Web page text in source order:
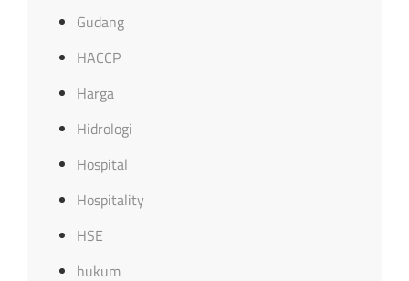
Gudang
HACCP
Harga
Hidrologi
Hospital
Hospitality
HSE
hukum